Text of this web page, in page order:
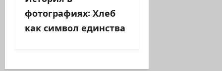
ц
фотографиях: Хлеб
как символ единства